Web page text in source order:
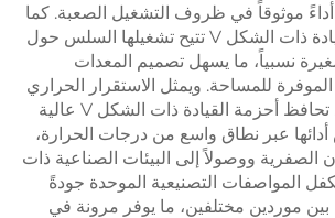
أداءً موثوقاً في ظروف التشغيل الصعبة. كما
أن مرونة أحزمة القيادة ذات الشكل V تتيح تشغيلها السلس حول
نسبياً، ما يسهل تصميم المعدات
للمساحة. ويمثل الاستقرار الحراري
ميزةً كبيرةً أخرى، إذ تحافظ أحزمة القيادة ذات الشكل V عالية
عبر نطاق واسع من درجات الحرارة،
ووصولاً إلى البيئات الصناعية ذات
المواصفات التصنيعية الموحدة جودةً
بين موردين مختلفين، ما يوفر مرونة في